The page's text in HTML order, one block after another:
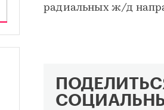
радиальных ж/д